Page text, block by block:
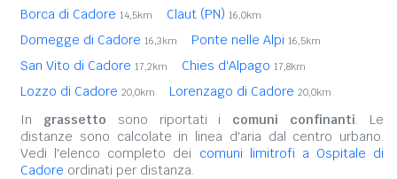
Borca di Cadore 14,5km Claut (PN) 16,0km
Domegge di Cadore 16,3km Ponte nelle Alpi 16,5km
San Vito di Cadore 17,2km Chies d'Alpago 17,8km
Lozzo di Cadore 20,0km Lorenzago di Cadore 20,0km
In grassetto sono riportati i comuni confinanti. Le
distanze sono calcolate in linea d'aria dal centro urbano.
Vedi l'elenco completo dei comuni limitrofi a Ospitale di
Cadore ordinati per distanza.